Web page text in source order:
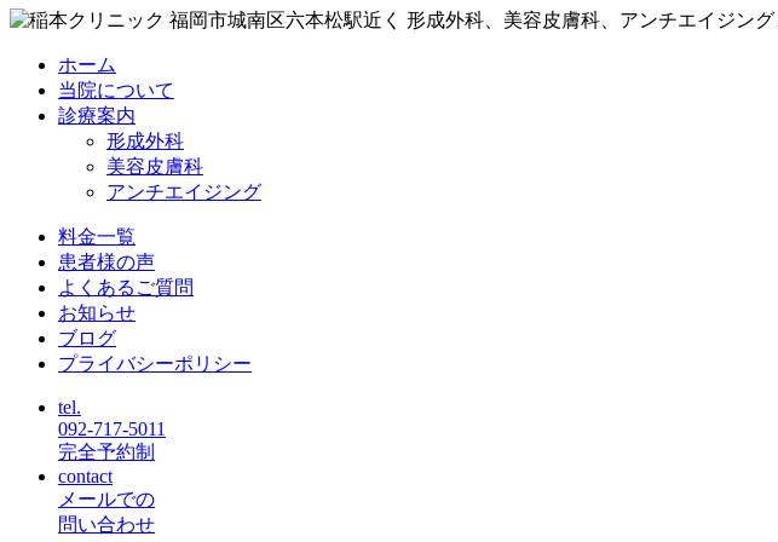
ホーム
当院について
診療案内
形成外科
美容皮膚科
アンチエイジング
料金一覧
患者様の声
よくあるご質問
お知らせ
ブログ
プライバシーポリシー
tel.
092-717-5011
完全予約制
contact
メールでの
問い合わせ